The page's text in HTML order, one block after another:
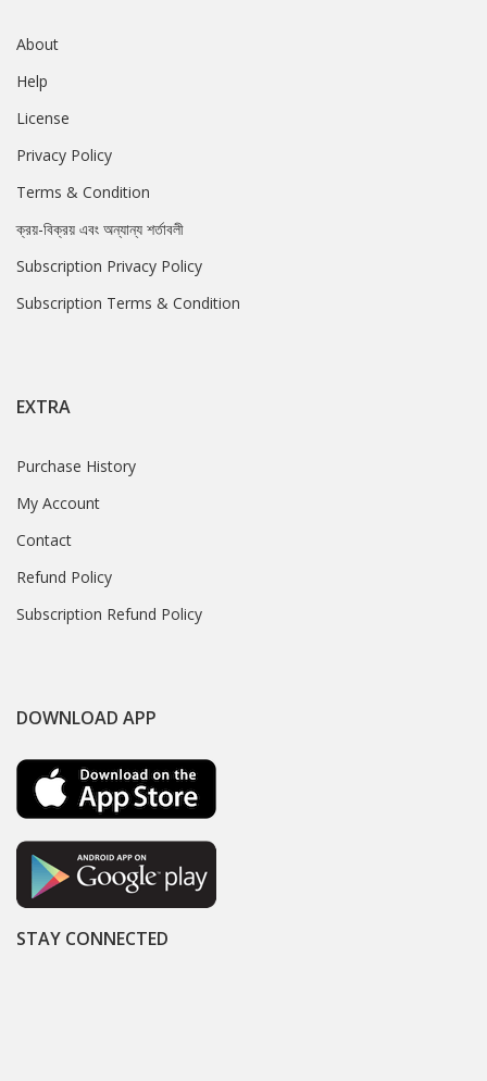
About
Help
License
Privacy Policy
Terms & Condition
ক্রয়-বিক্রয় এবং অন্যান্য শর্তাবলী
Subscription Privacy Policy
Subscription Terms & Condition
EXTRA
Purchase History
My Account
Contact
Refund Policy
Subscription Refund Policy
DOWNLOAD APP
STAY CONNECTED